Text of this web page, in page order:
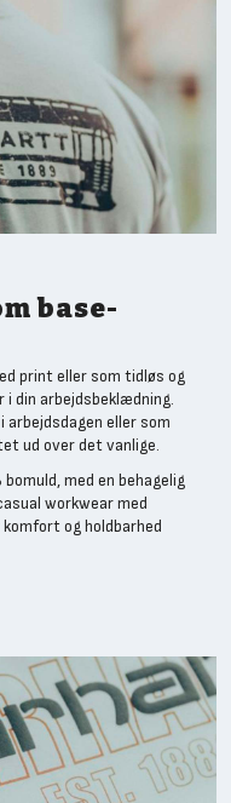
base-
print eller som tidløs og
din arbejdsbeklædning.
arbejdsdagen eller som
ud over det vanlige.
med en behagelig
workwear med
og holdbarhed